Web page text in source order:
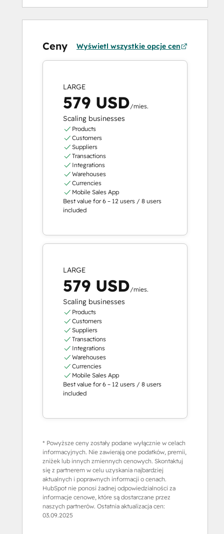
Ceny Wyświetl wszystkie opcje cen
LARGE
579 USD/mies.
Scaling businesses
Products
Customers
Suppliers
Transactions
Integrations
Warehouses
Currencies
Mobile Sales App
Best value for 6 – 12 users / 8 users
included
LARGE
579 USD/mies.
Scaling businesses
Products
Customers
Suppliers
Transactions
Integrations
Warehouses
Currencies
Mobile Sales App
Best value for 6 – 12 users / 8 users
included
* Powyższe ceny zostały podane wyłącznie w celach
informacyjnych. Nie zawierają one podatków, premii,
zniżek lub innych zmiennych cenowych. Skontaktuj
się z partnerem w celu uzyskania najbardziej
aktualnych i poprawnych informacji o cenach.
HubSpot nie ponosi żadnej odpowiedzialności za
informacje cenowe, które są dostarczane przez
naszych partnerów. Ostatnia aktualizacja cen:
03.09.2025